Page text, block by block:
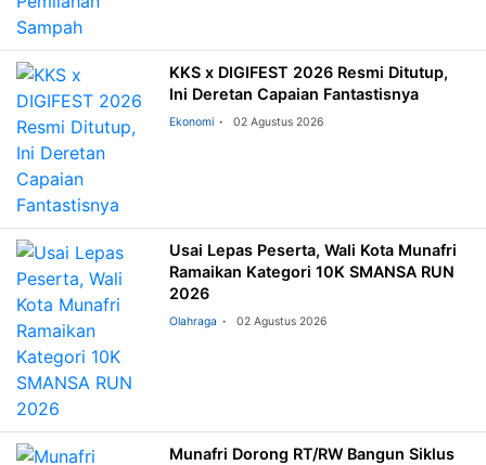
KKS x DIGIFEST 2026 Resmi Ditutup,
Ini Deretan Capaian Fantastisnya
Ekonomi 02 Agustus 2026
Usai Lepas Peserta, Wali Kota Munafri
Ramaikan Kategori 10K SMANSA RUN
2026
Olahraga 02 Agustus 2026
Munafri Dorong RT/RW Bangun Siklus